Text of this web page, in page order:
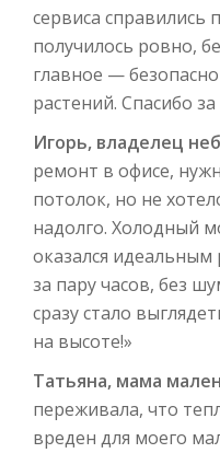
сервиса справились
получилось ровно,
главное —
растений. Спасибо
Игорь, владелец
ремонт в офисе,
потолок, но не
надолго. Холодный
оказался
за пару часов, без
сразу стало
на высоте!»
Татьяна, мама
переживала, что
вреден для моего